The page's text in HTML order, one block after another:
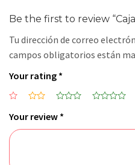
Be the first to review “Caja
Tu dirección de correo
campos obligatorios están
Your rating *
Your review *